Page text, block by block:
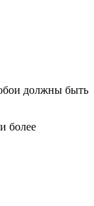
должны быть
более